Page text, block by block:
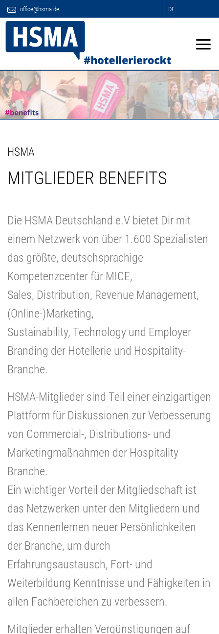
office@hsma.de DE
HSMA
MITGLIEDER BENEFITS
Die HSMA Deutschland e.V bietet Dir mit
einem Netzwerk von über 1.600 Spezialisten
das größte, deutschsprachige
Kompetenzcenter für MICE,
Sales, Distribution, Revenue Management,
(Online-)Marketing,
Sustainability, Technology und Employer
Branding der Hotellerie und Hospitality-
Branche.
HSMA-Mitglieder sind Teil einer einzigartigen
Plattform für Diskussionen zur Verbesserung
von Commercial-, Distributions- und
Marketingmaßnahmen der Hospitality
Branche.
Ein wichtiger Vorteil der Mitgliedschaft ist
das Netzwerken unter den Mitgliedern und
das Kennenlernen neuer Persönlichkeiten
der Branche, um durch
Erfahrungsaustausch, Fort- und
Weiterbildung Kenntnisse und Fähigkeiten in
allen Fachbereichen zu verbessern.
Mitglieder erhalten Vergünstigungen auf